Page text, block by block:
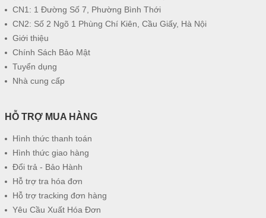
CN1: 1 Đường Số 7, Phường Bình Thới
CN2: Số 2 Ngõ 1 Phùng Chí Kiên, Cầu Giấy, Hà Nội
Giới thiệu
Chính Sách Bảo Mật
Tuyển dụng
Nhà cung cấp
HỖ TRỢ MUA HÀNG
Hình thức thanh toán
Hình thức giao hàng
Đổi trả - Bảo Hành
Hỗ trợ tra hóa đơn
Hỗ trợ tracking đơn hàng
Yêu Cầu Xuất Hóa Đơn